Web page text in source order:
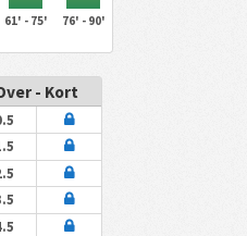
61' - 75' 76' - 90'
- Kort